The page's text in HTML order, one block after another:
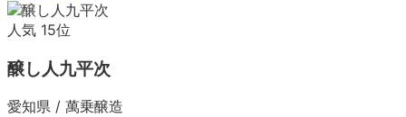
人気 15位
醸し人九平次
愛知県 / 萬乗醸造